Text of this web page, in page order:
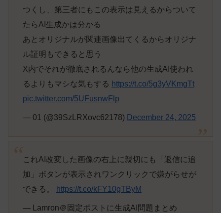
つくし、第三者にもこの表示は見えるからついて
たらAI生成かは分かる
あとオリジナルが関連画像出てくるからオリジナ
ル証明もできると思う
X内でそれが徹底されるんなら他の生成AI使われ
るよりもマシな気もする https://t.co/5g3yVKmgTt
pic.twitter.com/5UFusnwFlp
— 01 (@39SzLRXovc62178) December 24, 2025
これAI改変した画像の右上に親切にも「返信に追
加」ボタンが表示されワンクリックで嫌がらせが
できる。
https://t.co/kFY10gTByM
— Lamron＠固定ポストに生成AI問題まとめ